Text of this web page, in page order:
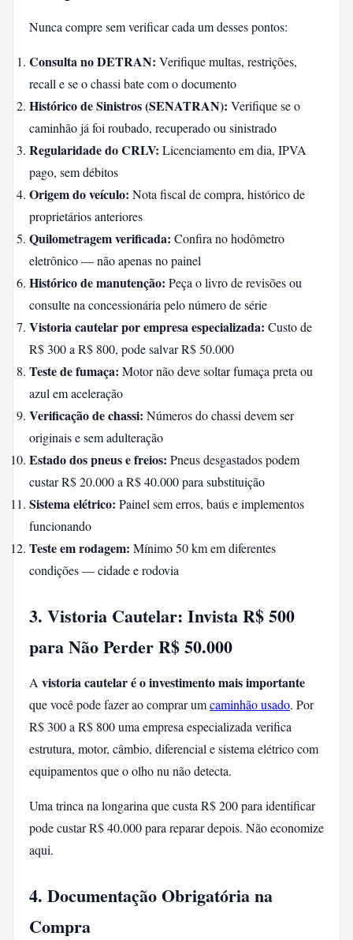
Nunca compre sem verificar cada um desses pontos:
Consulta no DETRAN: Verifique multas, restrições,
recall e se o chassi bate com o documento
Histórico de Sinistros (SENATRAN): Verifique se o
caminhão já foi roubado, recuperado ou sinistrado
Regularidade do CRLV: Licenciamento em dia, IPVA
pago, sem débitos
Origem do veículo: Nota fiscal de compra, histórico de
proprietários anteriores
Quilometragem verificada: Confira no hodômetro
eletrônico — não apenas no painel
Histórico de manutenção: Peça o livro de revisões ou
consulte na concessionária pelo número de série
Vistoria cautelar por empresa especializada: Custo de
R$ 300 a R$ 800, pode salvar R$ 50.000
Teste de fumaça: Motor não deve soltar fumaça preta ou
azul em aceleração
Verificação de chassi: Números do chassi devem ser
originais e sem adulteração
Estado dos pneus e freios: Pneus desgastados podem
custar R$ 20.000 a R$ 40.000 para substituição
Sistema elétrico: Painel sem erros, baús e implementos
funcionando
Teste em rodagem: Mínimo 50 km em diferentes
condições — cidade e rodovia
3. Vistoria Cautelar: Invista R$ 500
para Não Perder R$ 50.000
A vistoria cautelar é o investimento mais importante
que você pode fazer ao comprar umcaminhão usado. Por
R$ 300 a R$ 800 uma empresa especializada verifica
estrutura, motor, câmbio, diferencial e sistema elétrico com
equipamentos que o olho nu não detecta.
Uma trinca na longarina que custa R$ 200 para identificar
pode custar R$ 40.000 para reparar depois. Não economize
aqui.
4. Documentação Obrigatória na
Compra